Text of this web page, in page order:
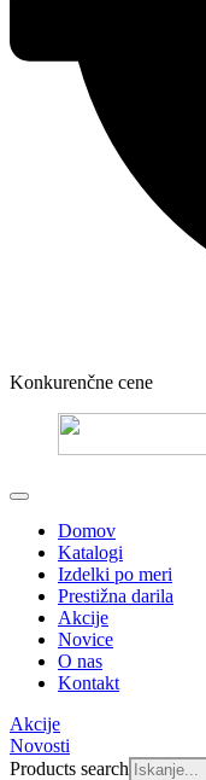
Konkurenčne cene
Domov
Katalogi
Izdelki po meri
Prestižna darila
Akcije
Novice
O nas
Kontakt
Akcije
Novosti
Products search